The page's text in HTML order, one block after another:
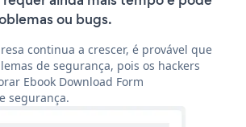
ou bugs.
continua a crescer, é provável que
de segurança, pois os hackers
Ebook Download Form
segurança.